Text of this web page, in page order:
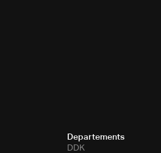
Departements
DDK